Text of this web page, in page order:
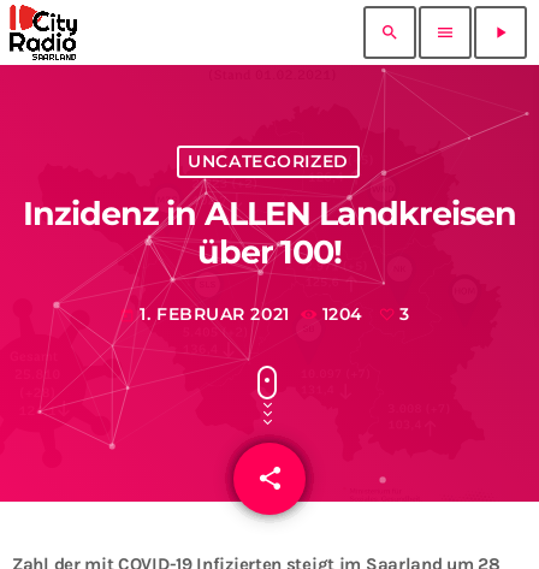
search menu play_arrow
UNCATEGORIZED
Inzidenz in ALLEN Landkreisen
über 100!
today 1. FEBRUAR 2021 1204 3
share
email
Zahl der mit COVID-19 Infizierten steigt im Saarland um 28